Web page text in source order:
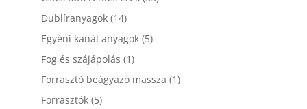
Dublíranyagok (14)
Egyéni kanál anyagok (5)
Fog és szájápolás (1)
Forrasztó beágyazó massza (1)
Forrasztók (5)